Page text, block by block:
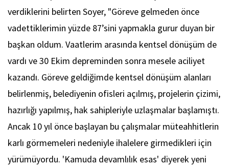
verdiklerini belirten Soyer, "Göreve gelmeden önce
vadettiklerimin yüzde 87’sini yapmakla gurur duyan bir
başkan oldum. Vaatlerim arasında kentsel dönüşüm de
vardı ve 30 Ekim depreminden sonra mesele aciliyet
kazandı. Göreve geldiğimde kentsel dönüşüm alanları
belirlenmiş, belediyenin ofisleri açılmış, projelerin çizimi,
hazırlığı yapılmış, hak sahipleriyle uzlaşmalar başlamıştı.
Ancak 10 yıl önce başlayan bu çalışmalar müteahhitlerin
karlı görmemeleri nedeniyle ihalelere girmedikleri için
yürümüyordu. 'Kamuda devamlılık esas' diyerek yeni